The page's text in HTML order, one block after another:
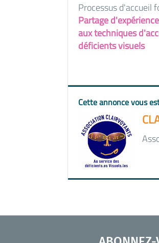
Processus d'accueil
Partage
aux techniques
déficients visuels
Cette annonce vous